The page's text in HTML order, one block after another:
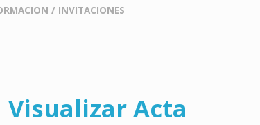
/ INVITACIONES
Visualizar Acta